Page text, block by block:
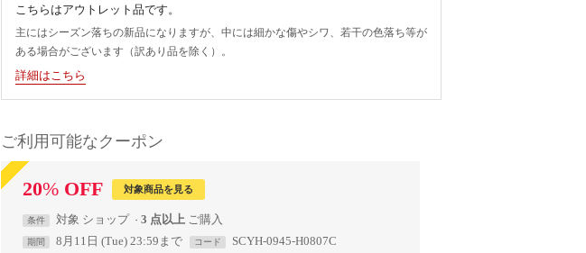
こちらはアウトレット品です。
主にはシーズン落ちの新品になりますが、中には細かな傷やシワ、若干の色落ち等が
ある場合がございます（訳あり品を除く）。
詳細はこちら
ご利用可能なクーポン
20% OFF 対象商品を見る
条件 対象 ショップ 3 点以上
期間 8月11日 (Tue) 23:59まで コード SCYH-0945-H0807C